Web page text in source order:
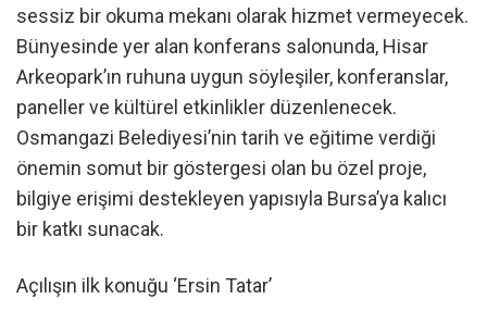
sessiz bir okuma mekanı olarak hizmet vermeyecek.
Bünyesinde yer alan konferans salonunda, Hisar
Arkeopark’ın ruhuna uygun söyleşiler, konferanslar,
paneller ve kültürel etkinlikler düzenlenecek.
Osmangazi Belediyesi’nin tarih ve eğitime verdiği
önemin somut bir göstergesi olan bu özel proje,
bilgiye erişimi destekleyen yapısıyla Bursa’ya kalıcı
bir katkı sunacak.
Açılışın ilk konuğu ‘Ersin Tatar’